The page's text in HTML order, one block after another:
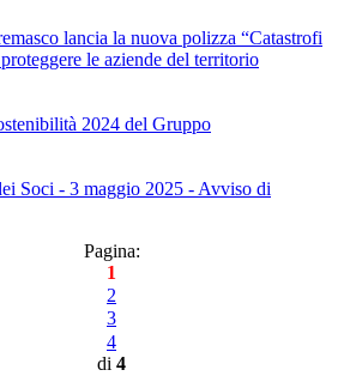
lancia la nuova polizza “Catastrofi
le aziende del territorio
2024 del Gruppo
Soci - 3 maggio 2025 - Avviso di
Pagina:
1
2
3
4
di 4